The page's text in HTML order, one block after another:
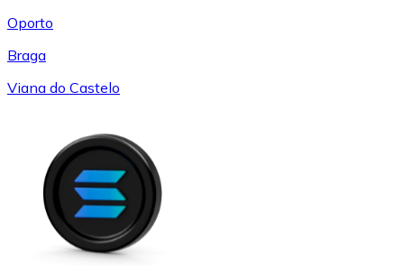
Oporto
Braga
Viana do Castelo